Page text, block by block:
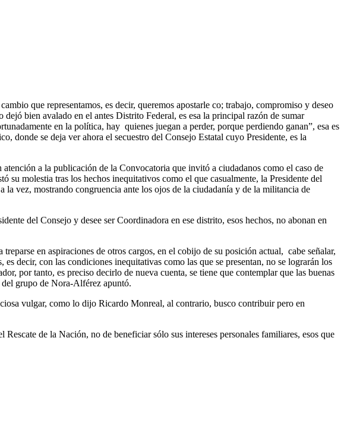
que representamos, es decir, queremos apostarle co; trabajo, compromiso y deseo
bien avalado en el antes Distrito Federal, es esa la principal razón de sumar
en la política, hay quienes juegan a perder, porque perdiendo ganan”, esa es
donde se deja ver ahora el secuestro del Consejo Estatal cuyo Presidente, es la
a la publicación de la Convocatoria que invitó a ciudadanos como el caso de
molestia tras los hechos inequitativos como el que casualmente, la Presidente del
vez, mostrando congruencia ante los ojos de la ciudadanía y de la militancia de
del Consejo y desee ser Coordinadora en ese distrito, esos hechos, no abonan en
en aspiraciones de otros cargos, en el cobijo de su posición actual, cabe señalar,
decir, con las condiciones inequitativas como las que se presentan, no se lograrán los
por tanto, es preciso decirlo de nueva cuenta, se tiene que contemplar que las buenas
grupo de Nora-Alférez apuntó.
vulgar, como lo dijo Ricardo Monreal, al contrario, busco contribuir pero en
de la Nación, no de beneficiar sólo sus intereses personales familiares, esos que